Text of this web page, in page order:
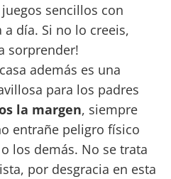
sencillos con
día. Si no lo creeis,
sorprender!
además es una
para los padres
la margen, siempre
entrañe peligro físico
los demás. No se trata
por desgracia en esta